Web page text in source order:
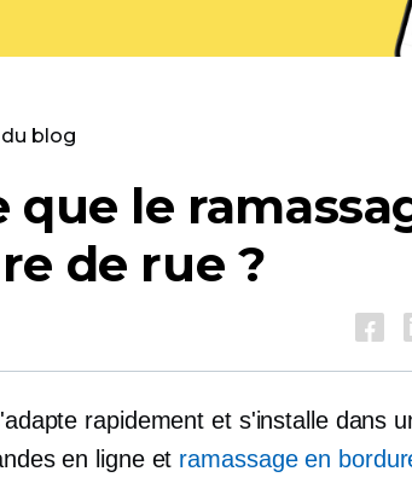
du blog
que le
de rue ?
rapidement et s'installe dans
en ligne et ramassage en